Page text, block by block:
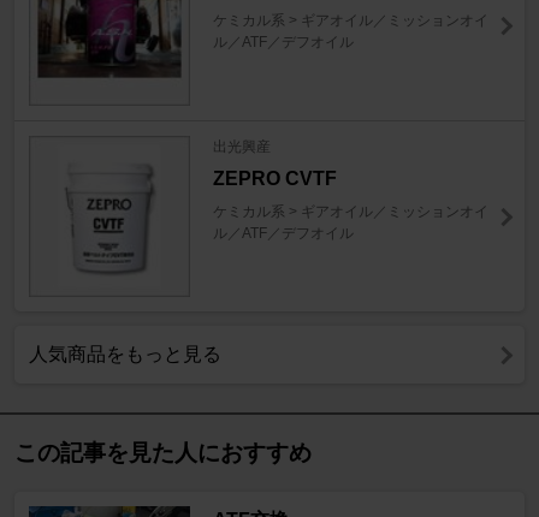
ケミカル系 > ギアオイル／ミッションオイ
ル／ATF／デフオイル
出光興産
ZEPRO CVTF
ケミカル系 > ギアオイル／ミッションオイ
ル／ATF／デフオイル
人気商品をもっと見る
この記事を見た人におすすめ